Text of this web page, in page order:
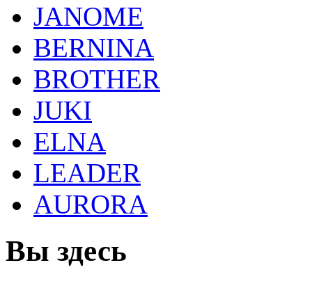
JANOME
BERNINA
BROTHER
JUKI
ELNA
LEADER
AURORA
Вы здесь